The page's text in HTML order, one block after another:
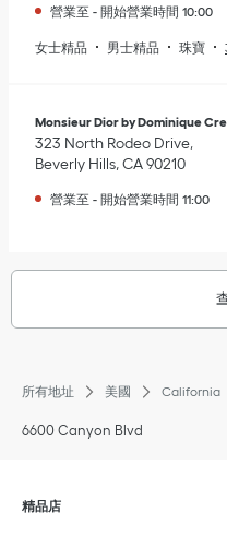
營業至 - 開始營業時間 10:00
女士精品 男士精品 珠寶
Monsieur Dior by Dominique
323 North Rodeo Drive
Beverly Hills,CA90210
營業至 - 開始營業時間 11:00
所有地址 美國 California
6600 Canyon Blvd
點擊展開或收起内容
精品店